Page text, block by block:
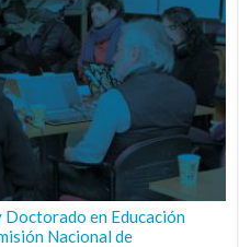
en Educación
Nacional de